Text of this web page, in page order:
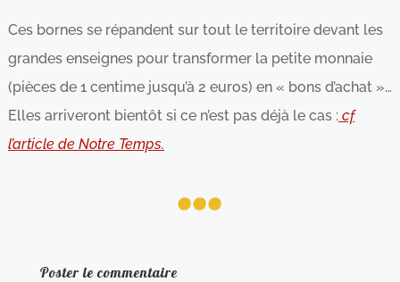
Ces bornes se répandent sur tout le territoire devant les
grandes enseignes pour transformer la petite monnaie
(pièces de 1 centime jusqu’à 2 euros) en « bons d’achat »…
Elles arriveront bientôt si ce n’est pas déjà le cas :cf
l’article de Notre Temps.
...
Poster le commentaire